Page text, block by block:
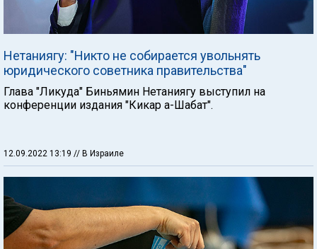
Нетаниягу: "Никто не собирается увольнять
юридического советника правительства"
Глава "Ликуда" Биньямин Нетаниягу выступил на
конференции издания "Кикар а-Шабат".
12.09.2022 13:19 // В Израиле